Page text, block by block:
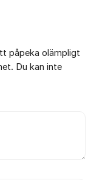
påpeka olämpligt
Du kan inte